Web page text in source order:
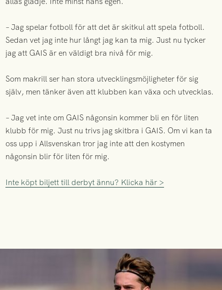
– Jag spelar fotboll för att det är skitkul att spela fotboll.
Sedan vet jag inte hur långt jag kan ta mig. Just nu tycker
jag att GAIS är en väldigt bra nivå för mig.
Som makrill ser han stora utvecklingsmöjligheter för sig
själv, men tänker även att klubben kan växa och utvecklas.
– Jag vet inte om GAIS någonsin kommer bli en för liten
klubb för mig. Just nu trivs jag skitbra i GAIS. Om vi kan ta
oss upp i Allsvenskan tror jag inte att den kostymen
någonsin blir för liten för mig.
Inte köpt biljett till derbyt ännu? Klicka här >